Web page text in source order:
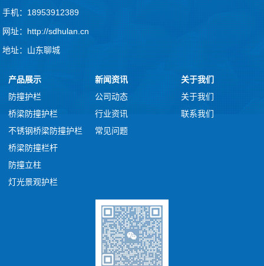
手机：18953912389
网址：http://sdhulan.cn
地址：山东聊城
产品展示
防撞护栏
桥梁防撞护栏
不锈钢桥梁防撞护栏
桥梁防撞栏杆
防撞立柱
灯光景观护栏
新闻资讯
公司动态
行业资讯
常见问题
关于我们
关于我们
联系我们